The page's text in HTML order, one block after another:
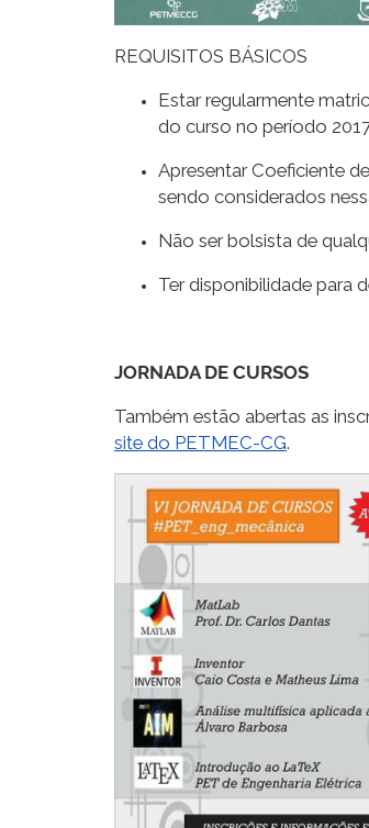
REQUISITOS BÁSICOS
Estar regularmente
do curso no período
Apresentar Coeficiente
sendo considerados
Não ser bolsista de
Ter disponibilidade para
JORNADA DE CURSOS
Também estão abertas as
site do PETMEC-CG.